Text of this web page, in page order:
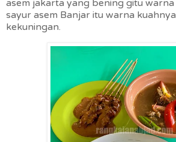
asem jakarta yang bening gitu warna
sayur asem Banjar itu warna
kekuningan.